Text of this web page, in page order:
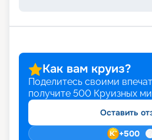
Как вам круиз?
Поделитесь своими
получите 500 Круизных
Оставить
+500